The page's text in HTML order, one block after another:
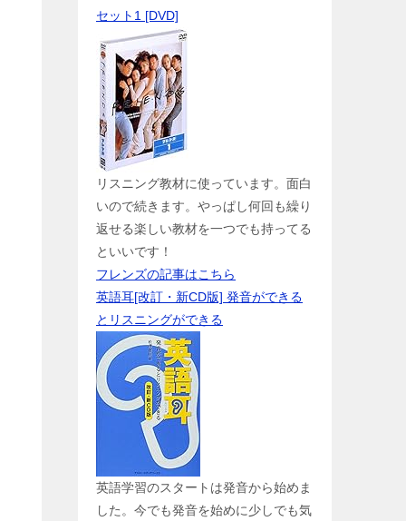
セット1 [DVD]
リスニング教材に使っています。面白
いので続きます。やっぱし何回も繰り
返せる楽しい教材を一つでも持ってる
といいです！
フレンズの記事はこちら
英語耳[改訂・新CD版] 発音ができる
とリスニングができる
英語学習のスタートは発音から始めま
した。今でも発音を始めに少しでも気